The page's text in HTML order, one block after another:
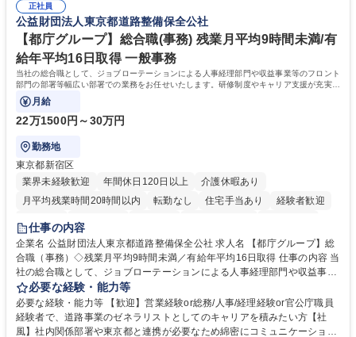
るので安心して入行いただけます。 幅広いキャリアの選択肢があり、公募
や社内副業等を活用し、 一人ひとりが挑戦できるカルチャーが浸透してい
ます。 学歴・資格 学歴：大学院 大学 高専 短大 専修学校 高校 語学力：
資格：
正社員
公益財団法人東京都道路整備保全公社
【都庁グループ】総合職(事務) 残業月平均9時間未満/有
給年平均16日取得 一般事務
当社の総合職として、ジョブローテーションによる人事経理部門や収益事業等のフロント
部門の部署等幅広い部署での業務をお任せいたします。研修制度やキャリア支援が充実し
ております！ ※下記業務詳細
月給
22万1500円～30万円
勤務地
東京都新宿区
業界未経験歓迎
年間休日120日以上
介護休暇あり
月平均残業時間20時間以内
転勤なし 住宅手当あり
経験者歓迎
研修あり
退職金あり
駅近5分以内
資格取得手当あり 食事補助あり
仕事の内容
企業名 公益財団法人東京都道路整備保全公社 求人名 【都庁グループ】総
合職（事務）◇残業月平均9時間未満／有給年平均16日取得 仕事の内容 当
社の総合職として、ジョブローテーションによる人事経理部門や収益事業
等のフロント部門の部署等幅広い部署での業務をお任せいたします。研修
制度やキャリア支援が充実しております！ ※下記業務詳細 【業務詳細】■
管理部門：広報、人事、経理など当公社の運営に係る管理業務 ■収益部
門：駐車場の新規開拓、管理運営、新宿駅西口広場の「イベントコーナ
必要な経験・能力等
必要な経験・能力等 【歓迎】営業経験or総務/人事/経理経験or官公庁職員
経験者で、道路事業のゼネラリストとしてのキャリアを積みたい方【社
風】社内関係部署や東京都と連携が必要なため綿密にコミュニケーション